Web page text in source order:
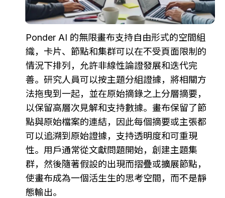
Ponder AI 的無限畫布支持自由形式的空間組
織，卡片、節點和集群可以在不受頁面限制的
情況下排列，允許非線性論證發展和迭代完
善。研究人員可以按主題分組證據，將相關方
法拖曳到一起，並在原始摘錄之上分層摘要，
以保留高層次見解和支持數據。畫布保留了節
點與原始檔案的連結，因此每個摘要或主張都
可以追溯到原始證據，支持透明度和可重現
性。用戶通常從文獻問題開始，創建主題集
群，然後隨著假設的出現而摺疊或擴展節點，
使畫布成為一個活生生的思考空間，而不是靜
態輸出。